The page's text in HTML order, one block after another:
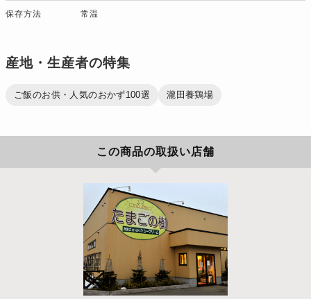
保存方法 常温
産地・生産者の特集
ご飯のお供・人気のおかず100選 瀧田養鶏場
この商品の取扱い店舗